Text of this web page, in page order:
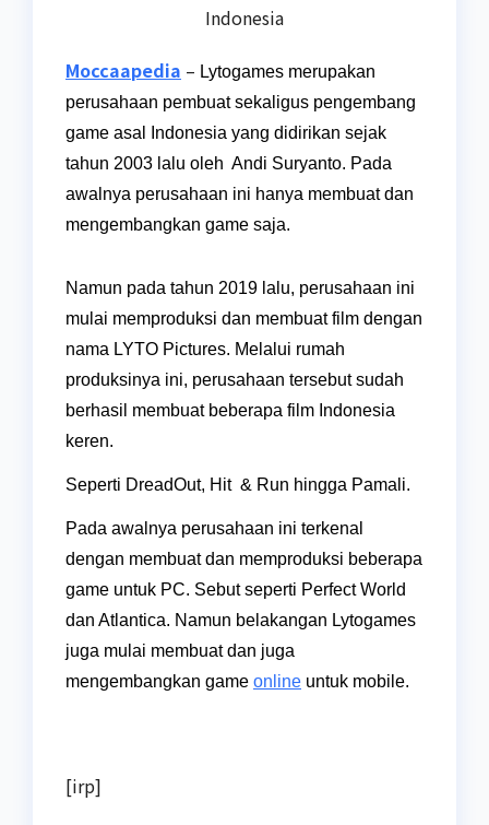
Indonesia
Moccaapedia – Lytogames merupakan
perusahaan pembuat sekaligus pengembang
game asal Indonesia yang didirikan sejak
tahun 2003 lalu oleh Andi Suryanto. Pada
awalnya perusahaan ini hanya membuat dan
mengembangkan game saja.
Namun pada tahun 2019 lalu, perusahaan ini
mulai memproduksi dan membuat film dengan
nama LYTO Pictures. Melalui rumah
produksinya ini, perusahaan tersebut sudah
berhasil membuat beberapa film Indonesia
keren.
Seperti DreadOut, Hit & Run hingga Pamali.
Pada awalnya perusahaan ini terkenal
dengan membuat dan memproduksi beberapa
game untuk PC. Sebut seperti Perfect World
dan Atlantica. Namun belakangan Lytogames
juga mulai membuat dan juga
mengembangkan game online untuk mobile.
[irp]